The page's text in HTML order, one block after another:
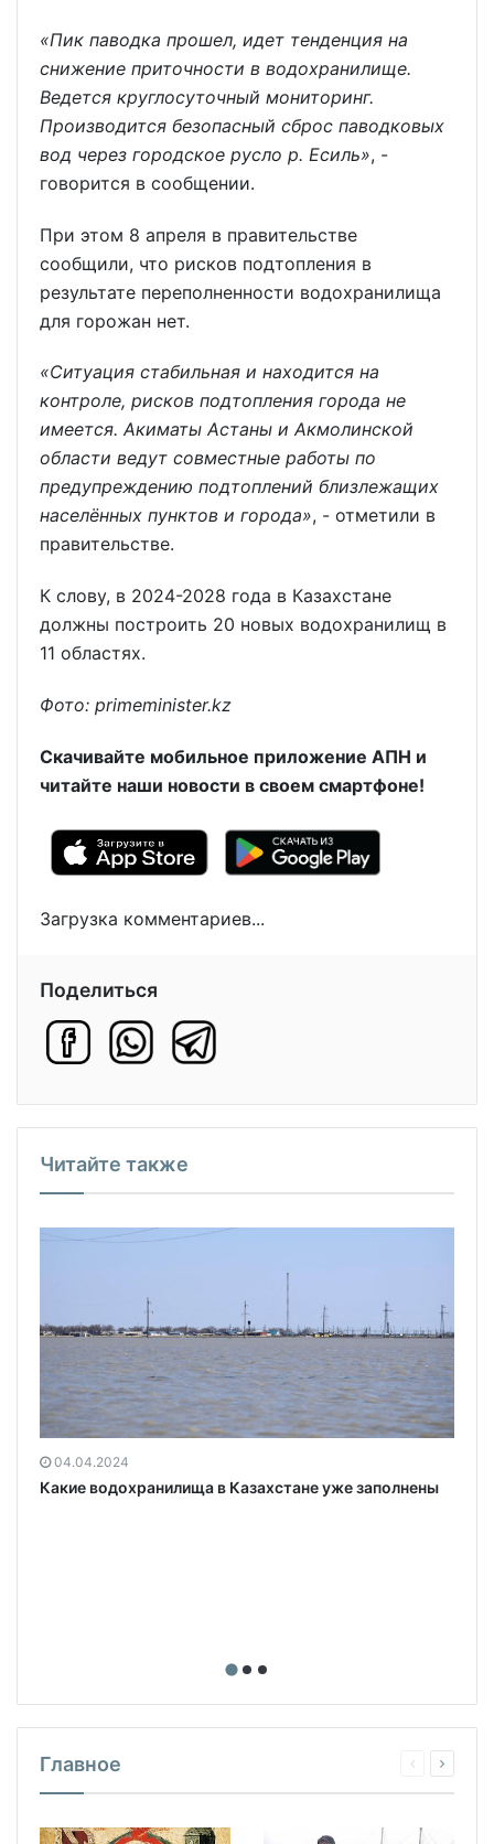
«Пик паводка прошел, идет тенденция на
снижение приточности в водохранилище.
Ведется круглосуточный мониторинг.
Производится безопасный сброс паводковых
вод через городское русло р. Есиль», -
говорится в сообщении.
При этом 8 апреля в правительстве
сообщили, что рисков подтопления в
результате переполненности водохранилища
для горожан нет.
«Ситуация стабильная и находится на
контроле, рисков подтопления города не
имеется. Акиматы Астаны и Акмолинской
области ведут совместные работы по
предупреждению подтоплений близлежащих
населённых пунктов и города», - отметили в
правительстве.
К слову, в 2024-2028 года в Казахстане
должны построить 20 новых водохранилищ в
11 областях.
Фото: primeminister.kz
Скачивайте мобильное приложение АПН и
читайте наши новости в своем смартфоне!
Загрузка комментариев...
Поделиться
Читайте также
04.04.2024
Какие водохранилища в Казахстане уже заполнены
Главное